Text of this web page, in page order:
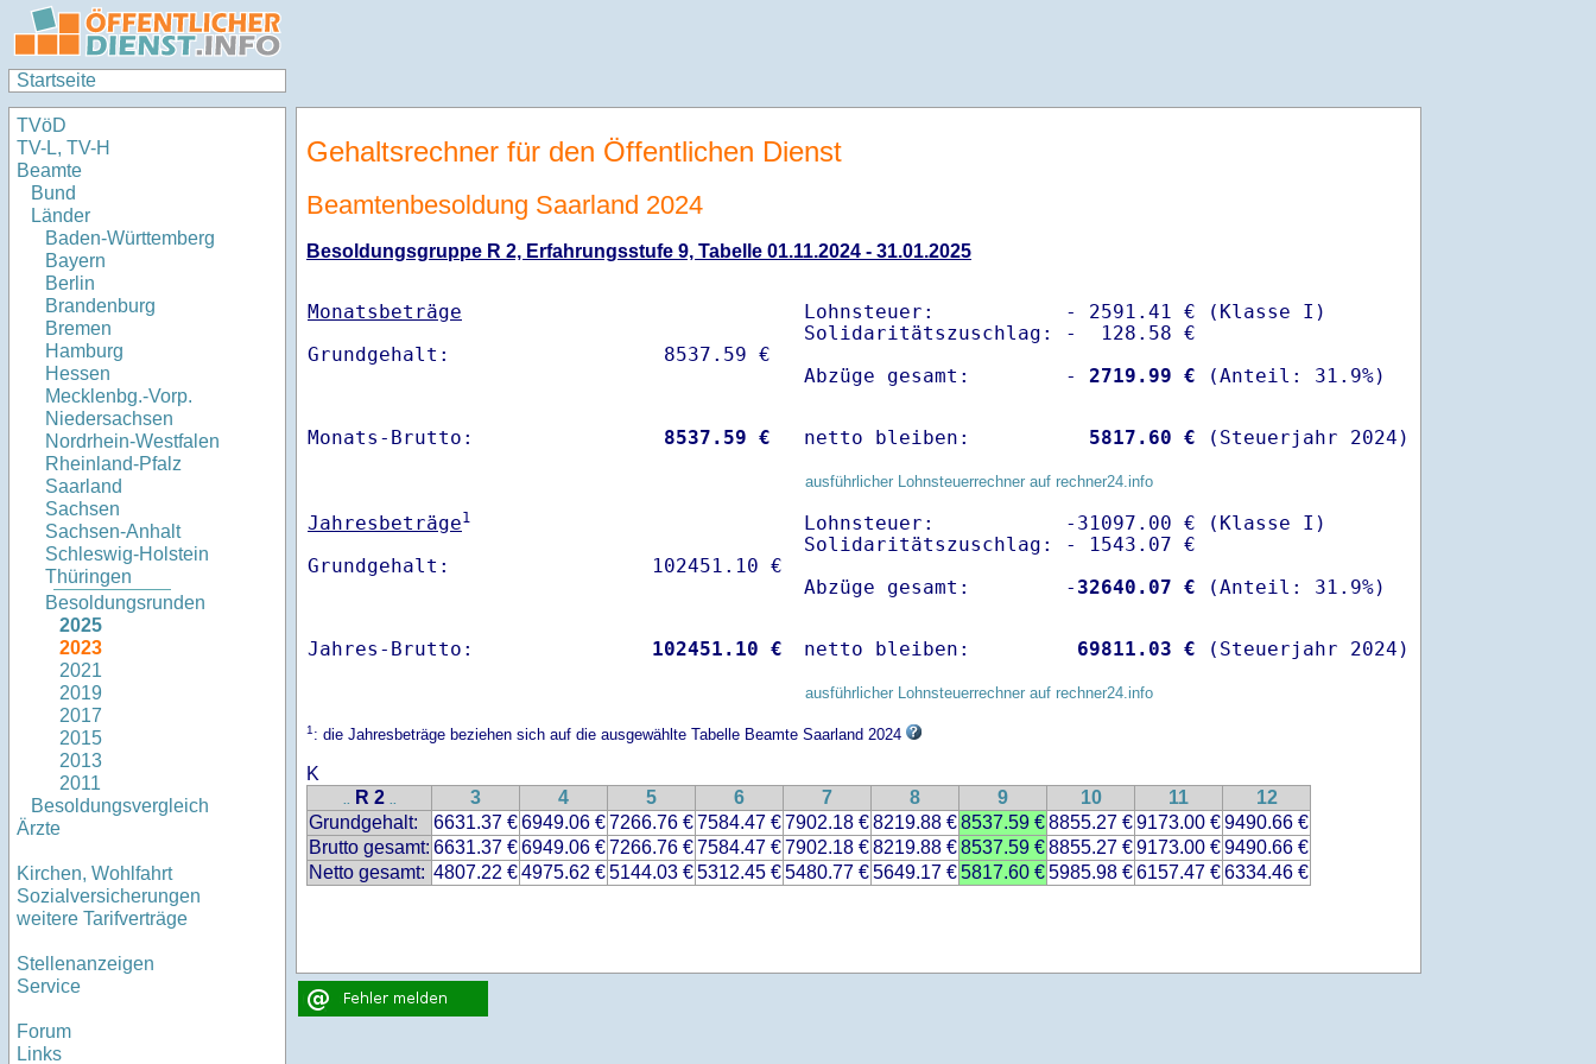
Startseite
TVöD
TV-L, TV-H
Beamte
Bund
Länder
Baden-Württemberg
Bayern
Berlin
Brandenburg
Bremen
Hamburg
Hessen
Mecklenbg.-Vorp.
Niedersachsen
Nordrhein-Westfalen
Rheinland-Pfalz
Saarland
Sachsen
Sachsen-Anhalt
Schleswig-Holstein
Thüringen
Besoldungsrunden
2025
2023
2021
2019
2017
2015
2013
2011
Besoldungsvergleich
Ärzte
Kirchen, Wohlfahrt
Sozialversicherungen
weitere Tarifverträge
Stellenanzeigen
Service
Forum
Links
Gehaltsrechner für den Öffentlichen Dienst
Beamtenbesoldung Saarland 2024
Besoldungsgruppe R 2, Erfahrungsstufe 9, Tabelle 01.11.2024 - 31.01.2025
Monatsbeträge
Lohnsteuer:           - 2591.41 € (Klasse I)
Solidaritätszuschlag: -  128.58 €
Abzüge gesamt:        -
2719.99 €
Monats-Brutto: 8537.59 € netto bleiben: 5817.60 € (Steuerjahr 2024)
ausführlicher Lohnsteuerrechner auf rechner24.info
Jahresbeträge1
Lohnsteuer:           -31097.00 € (Klasse I)
Solidaritätszuschlag: - 1543.07 €
Abzüge gesamt:        - 32640.07 €
Jahres-Brutto: 102451.10 € netto bleiben: 69811.03 € (Steuerjahr 2024)
ausführlicher Lohnsteuerrechner auf rechner24.info
1: die Jahresbeträge beziehen sich auf die ausgewählte Tabelle Beamte Saarland 2024
K
.. R 2 .. 3 4 5 6 7 8 9 10 11
12
Grundgehalt:
6631.37 €6949.06 €7266.76 €7584.47 €7902.18 €8219.88 €8537.59 €8855.27 €9173.00 €9490.66 €
Brutto gesamt: 6631.37 €6949.06 €7266.76 €7584.47 €7902.18 €8219.88 €8537.59 €8855.27 €9173.00 €9490.66 €
Netto gesamt: 4807.22 €4975.62 €5144.03 €5312.45 €5480.77 €5649.17 €5817.60 €5985.98 €6157.47 €6334.46 €